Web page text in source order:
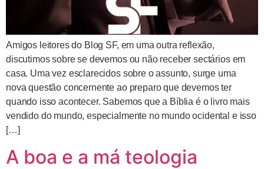
Amigos leitores do Blog SF, em uma outra reflexão,
discutimos sobre se devemos ou não receber sectários em
casa. Uma vez esclarecidos sobre o assunto, surge uma
nova questão concernente ao preparo que devemos ter
quando isso acontecer. Sabemos que a Bíblia é o livro mais
vendido do mundo, especialmente no mundo ocidental e isso
[…]
A boa e a má teologia